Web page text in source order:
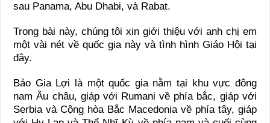
sau Panama, Abu Dhabi, và Rabat.
Trong bài này, chúng tôi xin giới thiệu với anh chị em
một vài nét về quốc gia này và tình hình Giáo Hội tại
đây.
Bảo Gia Lợi là một quốc gia nằm tại khu vực đông
nam Âu châu, giáp với Rumani về phía bắc, giáp với
Serbia và Cộng hòa Bắc Macedonia về phía tây, giáp